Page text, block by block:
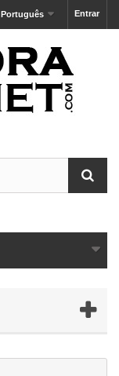
Entrar
Português